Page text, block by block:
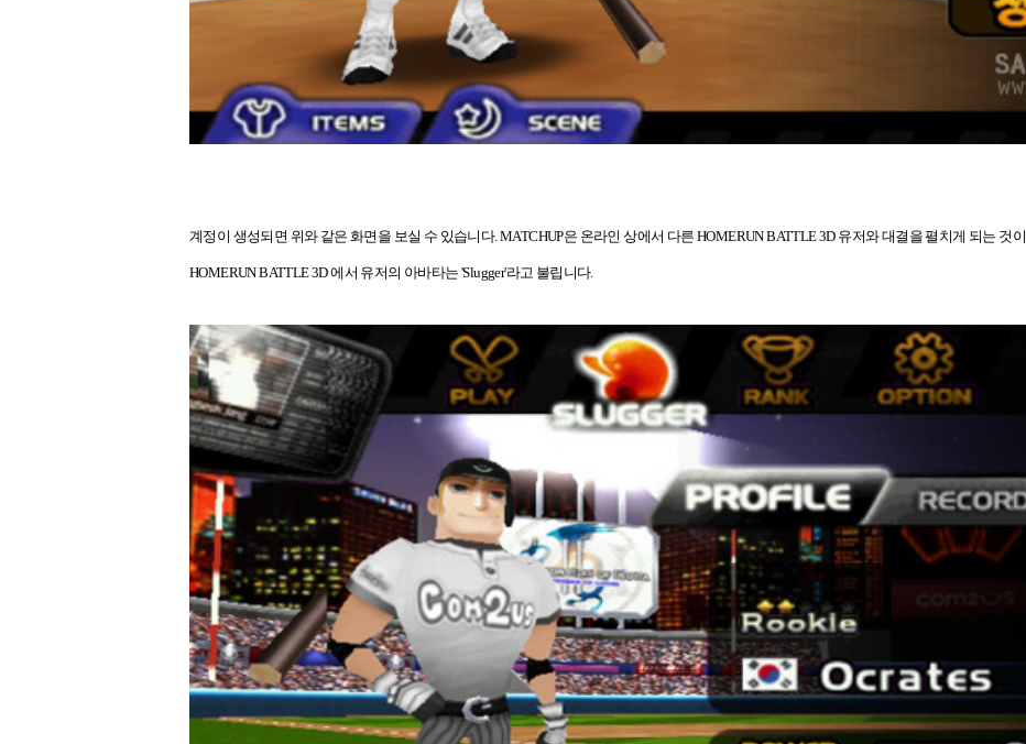
계정이 생성되면 위와 같은 화면을 보실 수 있습니다. MATCHUP은 온라인 상에서 다른 HOMERUN BATTLE 3D 유저와 대결을 펼치게 되는 것
HOMERUN BATTLE 3D 에서 유저의 아바타는 'Slugger'라고 불립니다.